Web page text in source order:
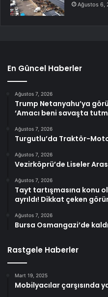
Ağustos 6,
En Güncel Haberler
Ağustos 7, 2026
Trump Netanyahu’ya
‘Amacı beni savaşta
Ağustos 7, 2026
Turgutlu’da Traktör-
Ağustos 7, 2026
Vezirköprü’de Liseler
Ağustos 7, 2026
Tayt tartışmasına konu
ayrıldı! Dikkat çeken
Ağustos 7, 2026
Bursa Osmangazi’de
Rastgele Haberler
Mart 19, 2025
Mobilyacılar çarşısında